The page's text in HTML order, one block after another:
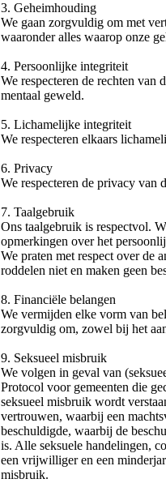
3. Geheimhouding
We gaan zorgvuldig om met
waaronder alles waarop onze
4. Persoonlijke integriteit
We respecteren de rechten van
mentaal geweld.
5. Lichamelijke integriteit
We respecteren elkaars
6. Privacy
We respecteren de privacy van
7. Taalgebruik
Ons taalgebruik is respectvol.
opmerkingen over het
We praten met respect over de
roddelen niet en maken geen
8. Financiële belangen
We vermijden elke vorm van
zorgvuldig om, zowel bij het
9. Seksueel misbruik
We volgen in geval van
Protocol voor gemeenten die
seksueel misbruik wordt
vertrouwen, waarbij een
beschuldigde, waarbij de
is. Alle seksuele handelingen,
een vrijwilliger en een
misbruik.